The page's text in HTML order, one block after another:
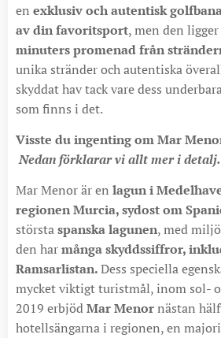
en exklusiv och autentisk
av din favoritsport, men den ligger
minuters promenad från
unika stränder och autentiska
skyddat hav tack vare dess
som finns i det.
Visste du ingenting om Mar
Nedan förklarar vi allt mer i detalj.
Mar Menor är en lagun i
regionen Murcia, sydost om
störstaspanska lagunen, med
den harmånga skyddssiffror,
Ramsarlistan.Dess speciella
mycket viktigt turistmål, inom sol-
2019 erbjödMar Menornästan
hotellsängarna i regionen, en